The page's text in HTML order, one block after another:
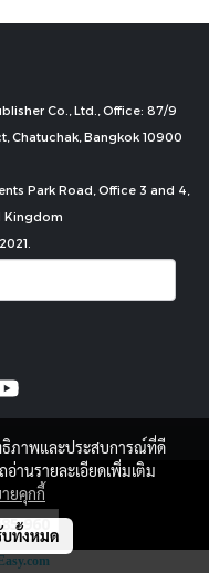
Co., Ltd., Office: 87/9
Chatuchak, Bangkok 10900
Park Road, Office 3 and 4,
Kingdom
ธิภาพและประสบการณ์ที่ดี
อ่านรายละเอียดเพิ่มเติม
ยคุกกี้
ทั้งหมด